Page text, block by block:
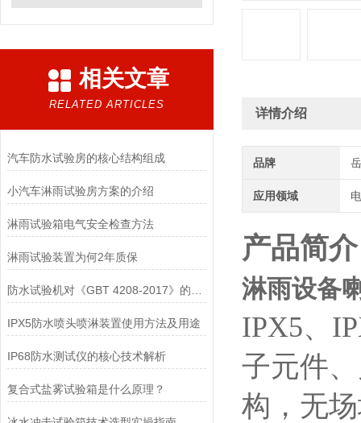
相关文章
RELATED ARTICLES
汽车防水试验房的核心结构组成
小汽车淋雨试验房方案的介绍
淋雨试验箱电气安全检查方法
淋雨试验装置为何2年质保
IPX5防水喷头喷淋装置使用方法及用途
IP68防水测试仪的核心技术解析
复合式盐雾试验箱是什么原理？
详情介绍
品牌
应用领域
产品简介
淋雨设备
IPX5、
子元件
构，无